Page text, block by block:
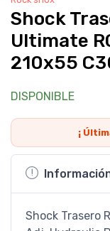
Shock
Ultimate
210x55
DISPONIBLE
¡
Shock Trasero